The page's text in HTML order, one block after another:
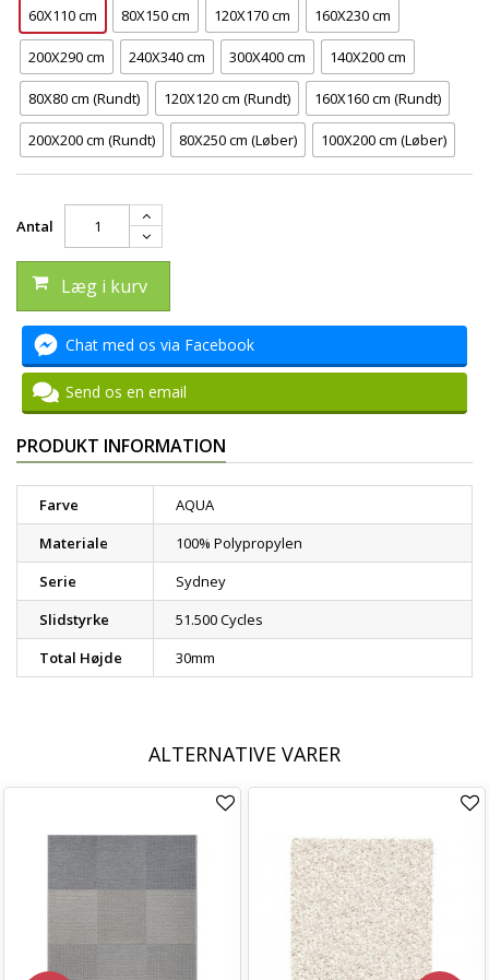
60X110 cm 80X150 cm 120X170 cm 160X230 cm
200X290 cm 240X340 cm 300X400 cm 140X200 cm
80X80 cm (Rundt) 120X120 cm (Rundt) 160X160 cm (Rundt)
200X200 cm (Rundt) 80X250 cm (Løber) 100X200 cm (Løber)
Antal
Læg i kurv
Chat med os via Facebook
Send os en email
PRODUKT INFORMATION
Farve
AQUA
Materiale
100% Polypropylen
Serie
Sydney
Slidstyrke
51.500 Cycles
Total Højde
30mm
ALTERNATIVE VARER